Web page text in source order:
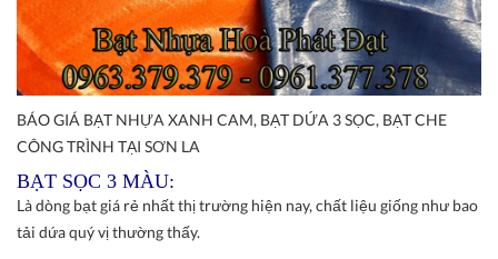
BÁO GIÁ BẠT NHỰA XANH CAM, BẠT DỨA 3 SỌC, BẠT CHE
CÔNG TRÌNH TẠI SƠN LA
BẠT SỌC 3 MÀU:
Là dòng bạt giá rẻ nhất thị trường hiện nay, chất liệu giống như bao
tải dứa quý vị thường thấy.